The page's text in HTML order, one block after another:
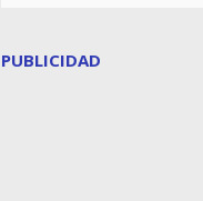
PUBLICIDAD